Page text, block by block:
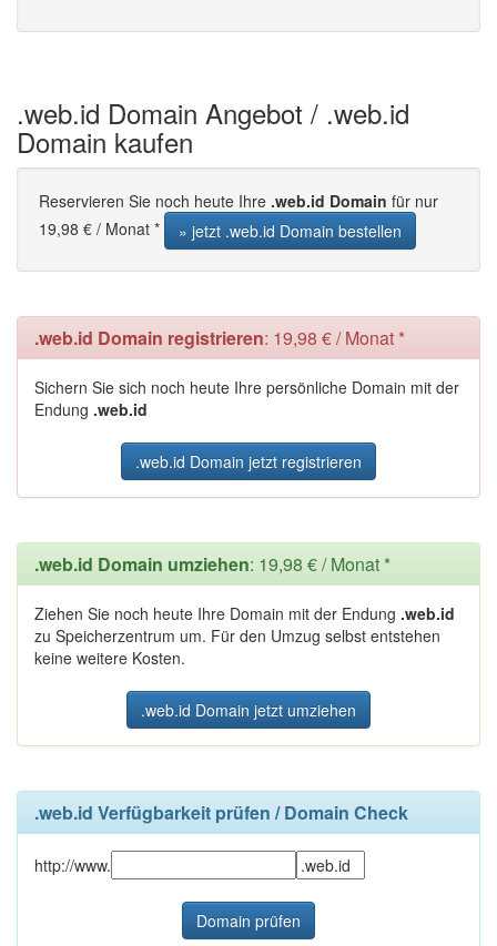
.web.id Domain Angebot / .web.id
Domain kaufen
Reservieren Sie noch heute Ihre .web.id Domain für nur
19,98 € / Monat *
» jetzt .web.id Domain bestellen
.web.id Domain registrieren: 19,98 € / Monat *
Sichern Sie sich noch heute Ihre persönliche Domain mit der
Endung .web.id
.web.id Domain jetzt registrieren
.web.id Domain umziehen: 19,98 € / Monat *
Ziehen Sie noch heute Ihre Domain mit der Endung .web.id
zu Speicherzentrum um. Für den Umzug selbst entstehen
keine weitere Kosten.
.web.id Domain jetzt umziehen
.web.id Verfügbarkeit prüfen / Domain Check
http://www.